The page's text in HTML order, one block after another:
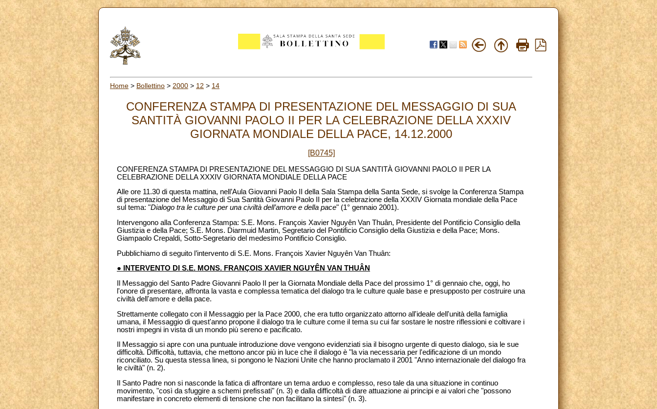
Home > Bollettino > 2000 > 12 > 14
CONFERENZA STAMPA DI PRESENTAZIONE DEL MESSAGGIO DI SUA
SANTITÀ GIOVANNI PAOLO II PER LA CELEBRAZIONE DELLA XXXIV
GIORNATA MONDIALE DELLA PACE, 14.12.2000
[B0745]
CONFERENZA STAMPA DI PRESENTAZIONE DEL MESSAGGIO DI SUA SANTITÀ GIOVANNI PAOLO II PER LA
CELEBRAZIONE DELLA XXXIV GIORNATA MONDIALE DELLA PACE
Alle ore 11.30 di questa mattina, nell’Aula Giovanni Paolo II della Sala Stampa della Santa Sede, si svolge la Conferenza Stampa
di presentazione del Messaggio di Sua Santità Giovanni Paolo II per la celebrazione della XXXIV Giornata mondiale della Pace
sul tema: "Dialogo tra le culture per una civiltà dell’amore e della pace" (1° gennaio 2001).
Intervengono alla Conferenza Stampa: S.E. Mons. François Xavier Nguyên Van Thuân, Presidente del Pontificio Consiglio della
Giustizia e della Pace; S.E. Mons. Diarmuid Martin, Segretario del Pontificio Consiglio della Giustizia e della Pace; Mons.
Giampaolo Crepaldi, Sotto-Segretario del medesimo Pontificio Consiglio.
Pubblichiamo di seguito l’intervento di S.E. Mons. François Xavier Nguyên Van Thuân:
● INTERVENTO DI S.E. MONS. FRANÇOIS XAVIER NGUYÊN VAN THUÂN
Il Messaggio del Santo Padre Giovanni Paolo II per la Giornata Mondiale della Pace del prossimo 1° di gennaio che, oggi, ho
l'onore di presentare, affronta la vasta e complessa tematica del dialogo tra le culture quale base e presupposto per costruire una
civiltà dell'amore e della pace.
Strettamente collegato con il Messaggio per la Pace 2000, che era tutto organizzato attorno all'ideale dell'unità della famiglia
umana, il Messaggio di quest'anno propone il dialogo tra le culture come il tema su cui far sostare le nostre riflessioni e coltivare i
nostri impegni in vista di un mondo più sereno e pacificato.
Il Messaggio si apre con una puntuale introduzione dove vengono evidenziati sia il bisogno urgente di questo dialogo, sia le sue
difficoltà. Difficoltà, tuttavia, che mettono ancor più in luce che il dialogo è "la via necessaria per l'edificazione di un mondo
riconciliato. Su questa stessa linea, si pongono le Nazioni Unite che hanno proclamato il 2001 "Anno internazionale del dialogo fra
le civiltà" (n. 2).
Il Santo Padre non si nasconde la fatica di affrontare un tema arduo e complesso, reso tale da una situazione in continuo
movimento, "così da sfuggire a schemi prefissati" (n. 3) e dalla difficoltà di dare attuazione ai principi e ai valori che "possono
manifestare in concreto elementi di tensione che non facilitano la sintesi" (n. 3).